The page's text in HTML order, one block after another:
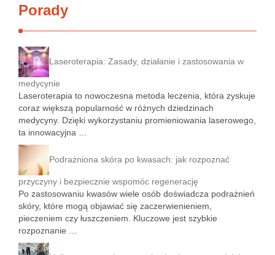
Porady
Laseroterapia: Zasady, działanie i zastosowania w
medycynie
Laseroterapia to nowoczesna metoda leczenia, która zyskuje
coraz większą popularność w różnych dziedzinach
medycyny. Dzięki wykorzystaniu promieniowania laserowego,
ta innowacyjna …
Podrażniona skóra po kwasach: jak rozpoznać
przyczyny i bezpiecznie wspomóc regenerację
Po zastosowaniu kwasów wiele osób doświadcza podrażnień
skóry, które mogą objawiać się zaczerwienieniem,
pieczeniem czy łuszczeniem. Kluczowe jest szybkie
rozpoznanie …